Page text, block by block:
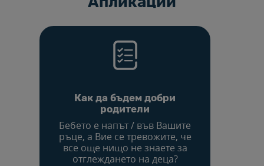
Как да бъдем добри
родители
Бебето е напът / във Вашите
ръце, а Вие се тревожите, че
все още нищо не знаете за
отглеждането на деца?